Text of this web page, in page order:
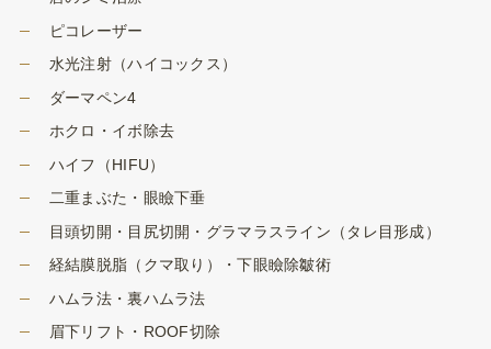
ピコレーザー
水光注射（ハイコックス）
ダーマペン4
ホクロ・イボ除去
ハイフ（HIFU）
二重まぶた・眼瞼下垂
目頭切開・目尻切開・グラマラスライン（タレ目形成）
経結膜脱脂（クマ取り）・下眼瞼除皺術
ハムラ法・裏ハムラ法
眉下リフト・ROOF切除